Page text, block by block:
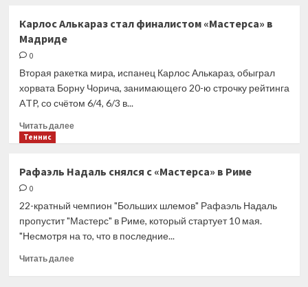
Радукану
голеностопе.
Это
вторая
Карлос Алькараз стал финалистом «Мастерса» в
Мадриде
0
Вторая ракетка мира, испанец Карлос Алькараз, обыграл
хорвата Борну Чорича, занимающего 20-ю строчку рейтинга
ATP, со счётом 6/4, 6/3 в...
Читать далееПрочитать
Алькараз
финалистом
«Мастерса»
Мадриде
Теннис
Рафаэль Надаль снялся с «Мастерса» в Риме
0
22-кратный чемпион "Больших шлемов" Рафаэль Надаль
пропустит "Мастерс" в Риме, который стартует 10 мая.
"Несмотря на то, что в последние...
Читать далееПрочитать